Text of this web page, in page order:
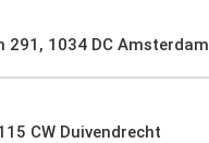
291, 1034 DC Amsterdam
CW Duivendrecht